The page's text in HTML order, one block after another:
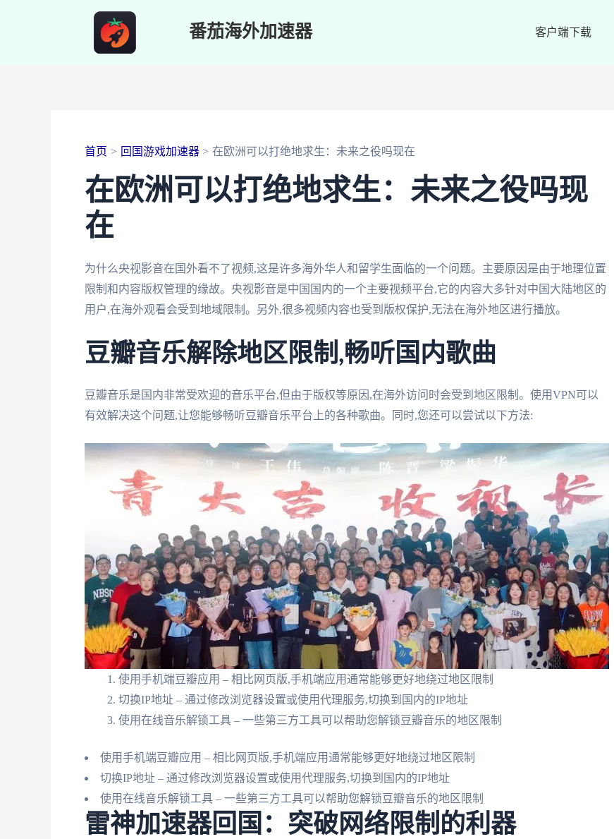
番茄海外加速器 客户端下载
首页 回国游戏加速器 在欧洲可以打绝地求生：未来之役吗现在
在欧洲可以打绝地求生：未来之役吗现
在
为什么央视影音在国外看不了视频,这是许多海外华人和留学生面临的一个问题。主要原因是由于地理位置
限制和内容版权管理的缘故。央视影音是中国国内的一个主要视频平台,它的内容大多针对中国大陆地区的
用户,在海外观看会受到地域限制。另外,很多视频内容也受到版权保护,无法在海外地区进行播放。
豆瓣音乐解除地区限制,畅听国内歌曲
豆瓣音乐是国内非常受欢迎的音乐平台,但由于版权等原因,在海外访问时会受到地区限制。使用VPN可以
有效解决这个问题,让您能够畅听豆瓣音乐平台上的各种歌曲。同时,您还可以尝试以下方法:
使用手机端豆瓣应用 – 相比网页版,手机端应用通常能够更好地绕过地区限制
切换IP地址 – 通过修改浏览器设置或使用代理服务,切换到国内的IP地址
使用在线音乐解锁工具 – 一些第三方工具可以帮助您解锁豆瓣音乐的地区限制
使用手机端豆瓣应用 – 相比网页版,手机端应用通常能够更好地绕过地区限制
切换IP地址 – 通过修改浏览器设置或使用代理服务,切换到国内的IP地址
使用在线音乐解锁工具 – 一些第三方工具可以帮助您解锁豆瓣音乐的地区限制
雷神加速器回国：突破网络限制的利器